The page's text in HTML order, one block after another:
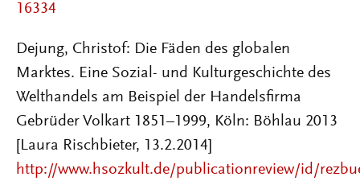
16334
Dejung, Christof: Die Fäden des globalen
Marktes. Eine Sozial- und Kulturgeschichte des
Welthandels am Beispiel der Handelsfirma
Gebrüder Volkart 1851–1999, Köln: Böhlau 2013
[Laura Rischbieter, 13.2.2014]
http://www.hsozkult.de/publicationreview/id/